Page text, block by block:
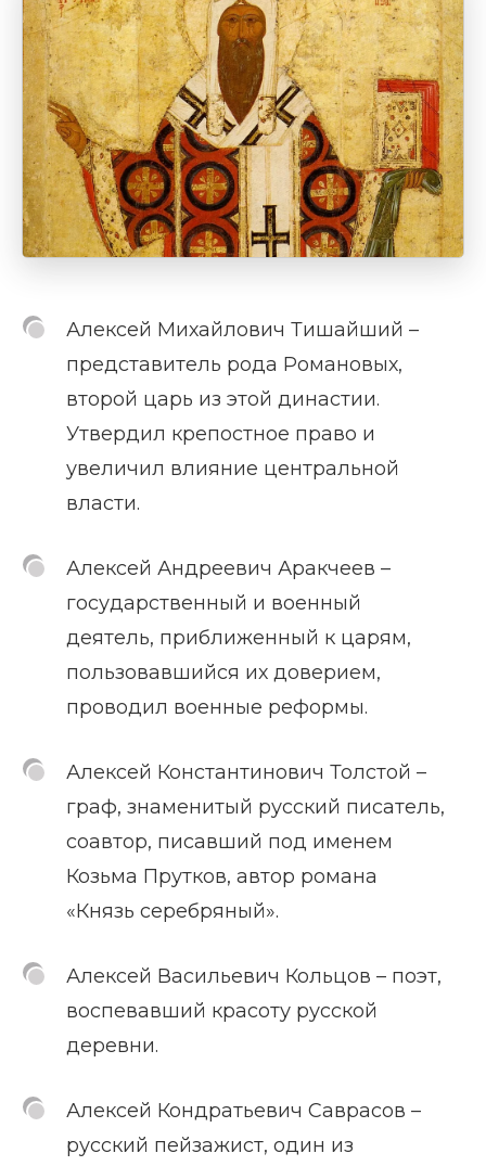
Алексей Михайлович Тишайший –
представитель рода Романовых,
второй царь из этой династии.
Утвердил крепостное право и
увеличил влияние центральной
власти.
Алексей Андреевич Аракчеев –
государственный и военный
деятель, приближенный к царям,
пользовавшийся их доверием,
проводил военные реформы.
Алексей Константинович Толстой –
граф, знаменитый русский писатель,
соавтор, писавший под именем
Козьма Прутков, автор романа
«Князь серебряный».
Алексей Васильевич Кольцов – поэт,
воспевавший красоту русской
деревни.
Алексей Кондратьевич Саврасов –
русский пейзажист, один из